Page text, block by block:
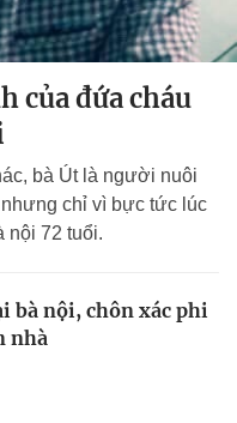
của đứa cháu
bà Út là người nuôi
chỉ vì bực tức lúc
nội 72 tuổi.
bà nội, chôn xác phi
nhà